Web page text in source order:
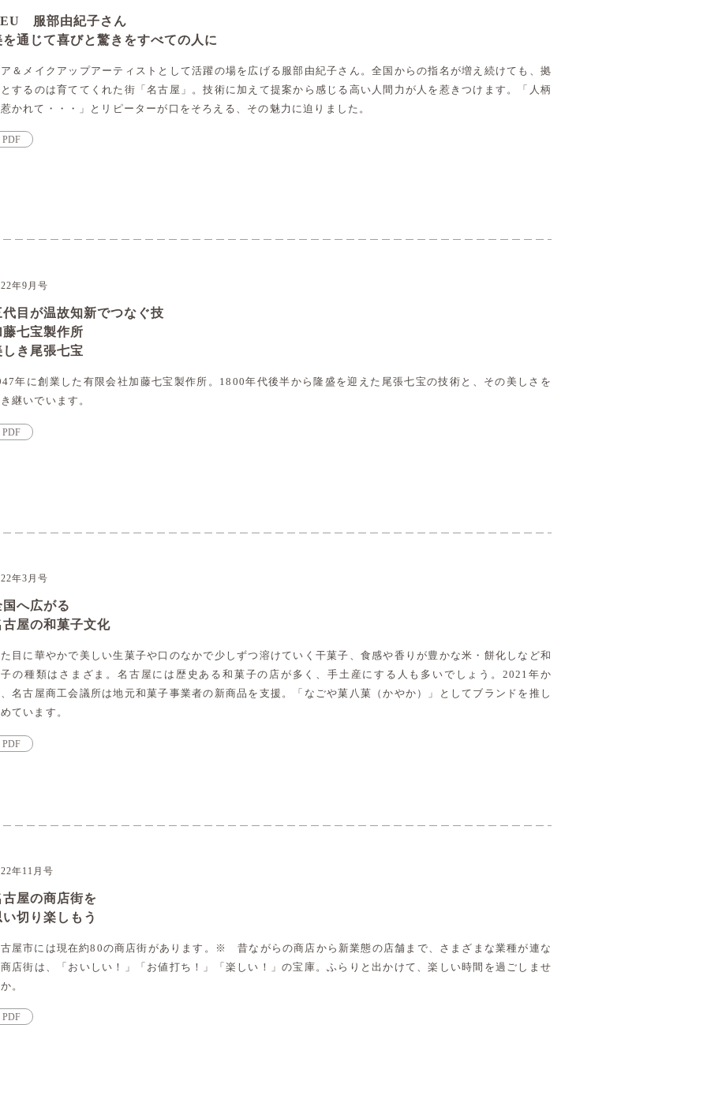
服部由紀子さん
を通じて喜びと驚きをすべての人に
＆メイクアップアーティストとして活躍の場を広げる服部由紀子さん。全国からの指名が増え続けても、拠
するのは育ててくれた街「名古屋」。技術に加えて提案から感じる高い人間力が人を惹きつけます。「人柄
かれて・・・」とリピーターが口をそろえる、その魅力に迫りました。
PDF
年9月号
代目が温故知新でつなぐ技
藤七宝製作所
しき尾張七宝
年に創業した有限会社加藤七宝製作所。1800年代後半から隆盛を迎えた尾張七宝の技術と、その美しさを
継いでいます。
PDF
年3月号
国へ広がる
古屋の和菓子文化
目に華やかで美しい生菓子や口のなかで少しずつ溶けていく干菓子、食感や香りが豊かな米・餅化しなど和
の種類はさまざま。名古屋には歴史ある和菓子の店が多く、手土産にする人も多いでしょう。2021年か
名古屋商工会議所は地元和菓子事業者の新商品を支援。「なごや菓八菓（かやか）」としてブランドを推し
ています。
PDF
年11月号
古屋の商店街を
い切り楽しもう
屋市には現在約80の商店街があります。※ 昔ながらの商店から新業態の店舗まで、さまざまな業種が連な
店街は、「おいしい！」「お値打ち！」「楽しい！」の宝庫。ふらりと出かけて、楽しい時間を過ごしませ
。
PDF